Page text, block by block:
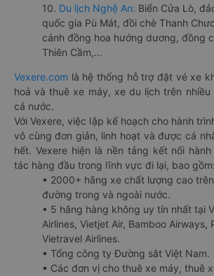
10. Du lịch Nghệ An: Biển Cửa Lò,
quốc gia Pù Mát, đồi chè Thanh
cánh đồng hoa hướng dương, đồng
Thiên Cầm,...
Vexere.com là hệ thống hỗ trợ đặt vé xe
hoả và thuê xe máy, xe du lịch trên
cả nước.
Với Vexere, việc lập kế hoạch cho hành
vô cùng đơn giản, linh hoạt và được cá
hết. Vexere hiện là nền tảng kết nối
tác hàng đầu trong lĩnh vực đi lại, bao gồm:
• 2000+ hãng xe chất lượng cao
đường trong và ngoài nước.
• 5 hãng hàng không uy tín nhất tại
Airlines, Vietjet Air, Bamboo Airways,
Vietravel Airlines.
• Tổng công ty Đường sắt Việt Nam.
• Các đơn vị cho thuê xe máy, thuê